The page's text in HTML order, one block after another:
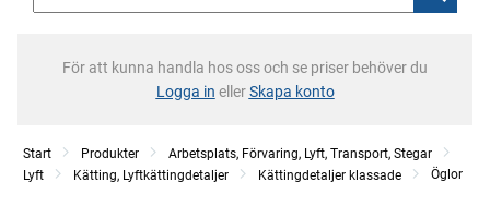
För att kunna handla hos oss och se priser behöver du
Logga in ellerSkapa konto
Start Produkter
Arbetsplats, Förvaring, Lyft, Transport, Stegar
Lyft
Kätting, Lyftkättingdetaljer Kättingdetaljer klassade Öglor